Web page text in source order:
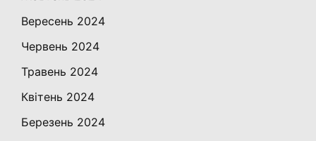
Вересень 2024
Червень 2024
Травень 2024
Квітень 2024
Березень 2024